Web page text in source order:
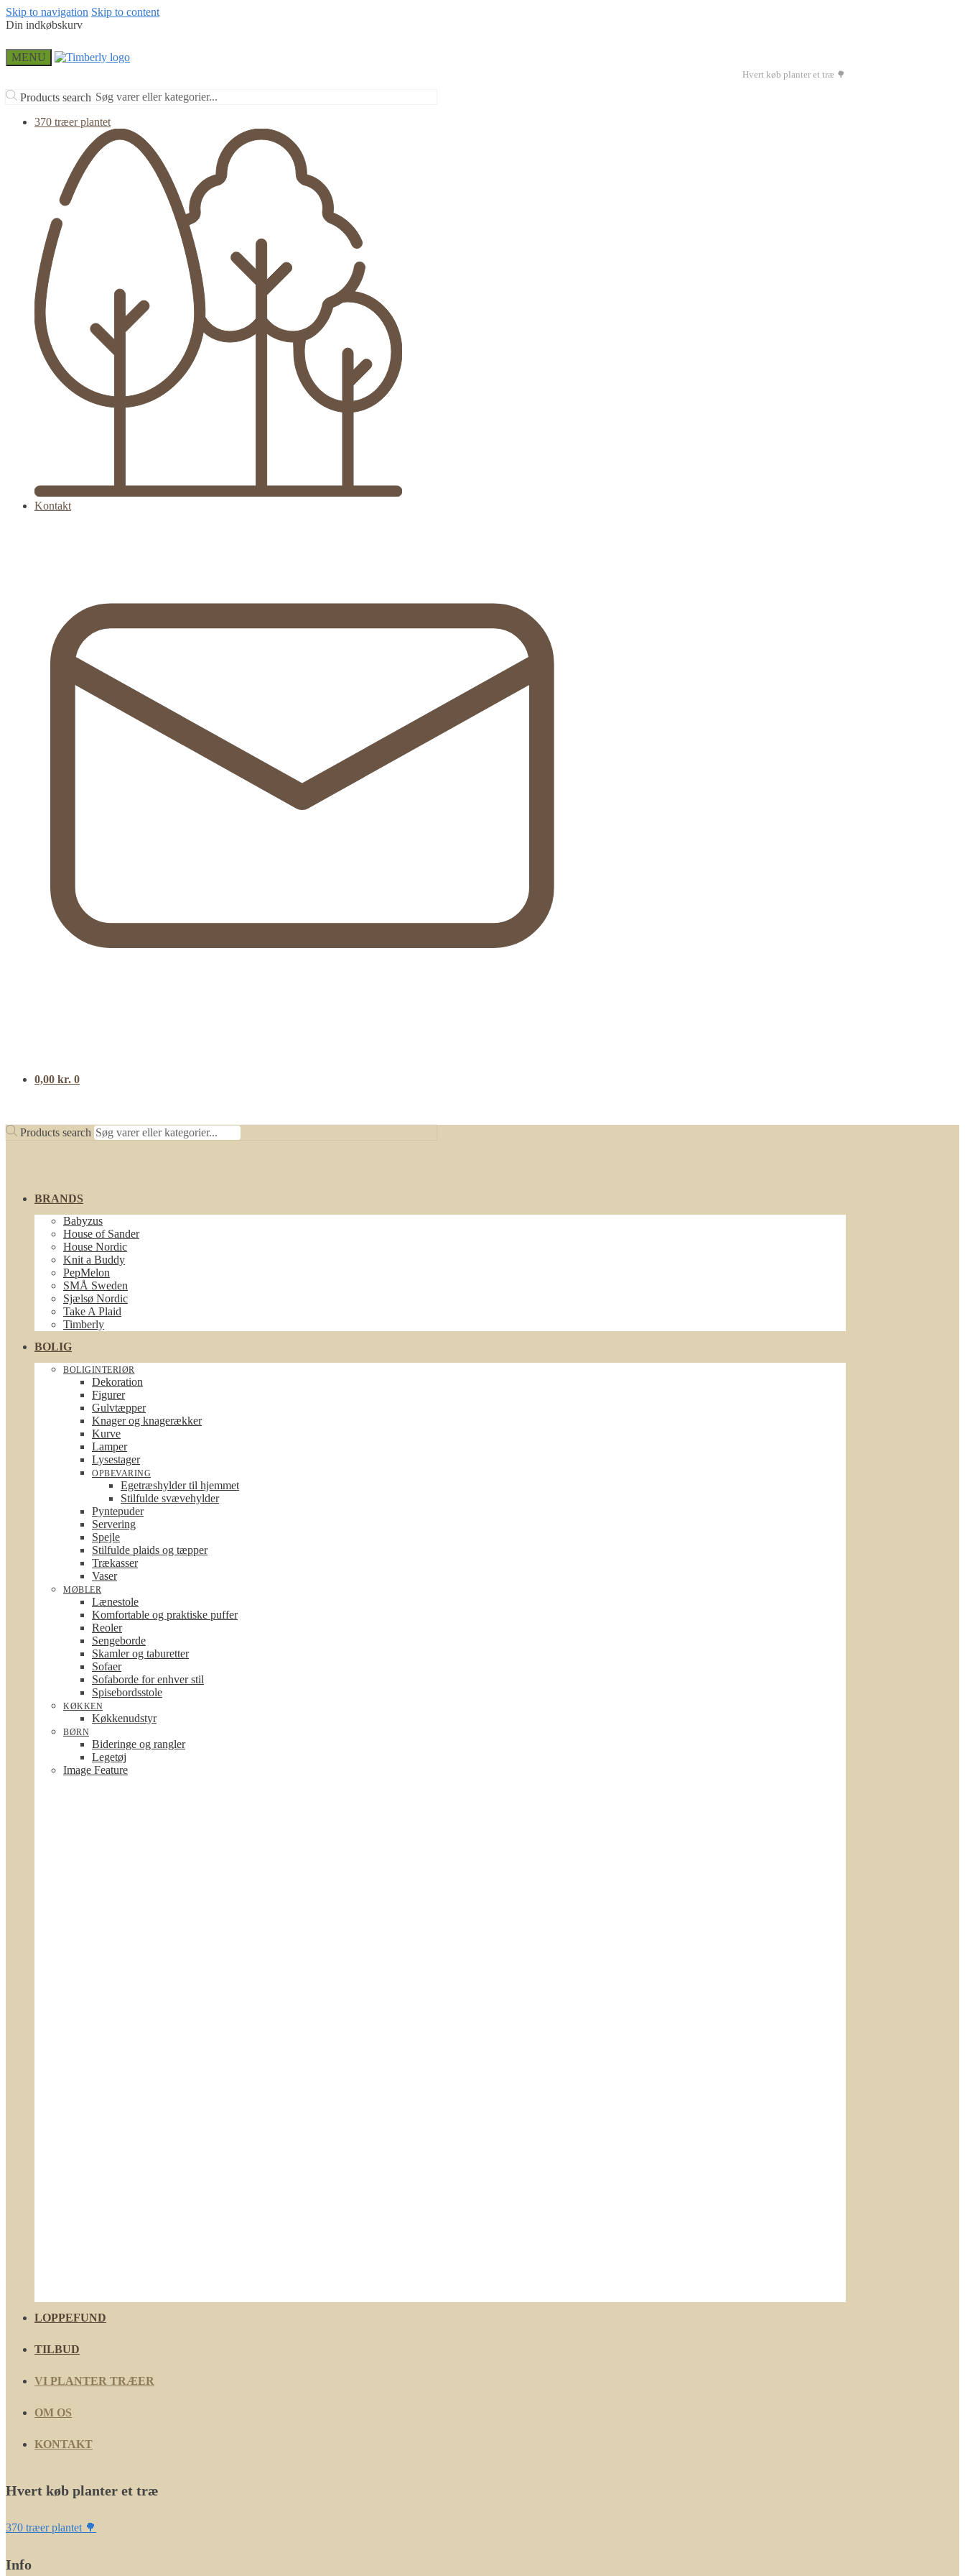
Skip to navigation Skip to content
Din indkøbskurv
MENU
Hvert køb planter et træ 🌳
Products search
370 træer plantet
Kontakt
0,00 kr. 0
Products search
BRANDS
Babyzus
House of Sander
House Nordic
Knit a Buddy
PepMelon
SMÅ Sweden
Sjælsø Nordic
Take A Plaid
Timberly
BOLIG
BOLIGINTERIØR
Dekoration
Figurer
Gulvtæpper
Knager og knagerækker
Kurve
Lamper
Lysestager
OPBEVARING
Egetræshylder til hjemmet
Stilfulde svævehylder
Pyntepuder
Servering
Spejle
Stilfulde plaids og tæpper
Trækasser
Vaser
MØBLER
Lænestole
Komfortable og praktiske puffer
Reoler
Sengeborde
Skamler og taburetter
Sofaer
Sofaborde for enhver stil
Spisebordsstole
KØKKEN
Køkkenudstyr
BØRN
Bideringe og rangler
Legetøj
Image Feature
LOPPEFUND
TILBUD
VI PLANTER TRÆER
OM OS
KONTAKT
Hvert køb planter et træ
370 træer plantet 🌳
Info